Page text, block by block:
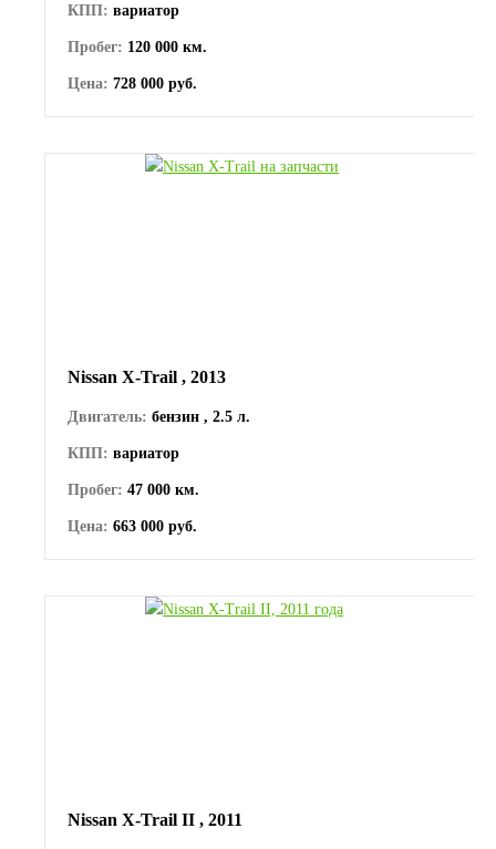
КПП: вариатор
Пробег: 120 000 км.
Цена: 728 000 руб.
Nissan X-Trail , 2013
Двигатель: бензин , 2.5 л.
КПП: вариатор
Пробег: 47 000 км.
Цена: 663 000 руб.
Nissan X-Trail II , 2011